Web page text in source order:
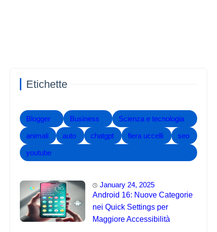
Etichette
Blogger Business Scienza e tecnologia
animali auto chatgpt fiera uccelli seo
youtube
January 24, 2025
Android 16: Nuove Categorie
nei Quick Settings per
Maggiore Accessibilità